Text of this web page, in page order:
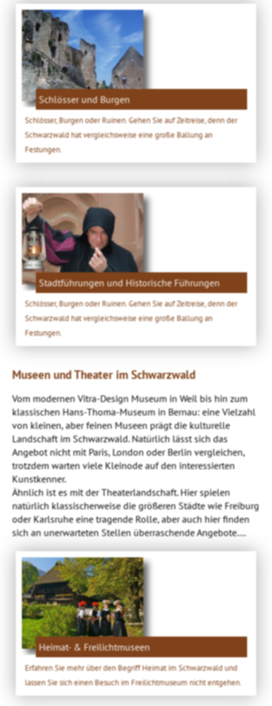
Schlösser und Burgen
Schlösser, Burgen oder Ruinen. Gehen Sie auf Zeitreise, denn der
Schwarzwald hat vergleichsweise eine große Ballung an
Festungen.
Stadtführungen und Historische Führungen
Schlösser, Burgen oder Ruinen. Gehen Sie auf Zeitreise, denn der
Schwarzwald hat vergleichsweise eine große Ballung an
Festungen.
Museen und Theater im Schwarzwald
Vom modernen Vitra-Design Museum in Weil bis hin zum
klassischen Hans-Thoma-Museum in Bernau: eine Vielzahl
von kleinen, aber feinen Museen prägt die kulturelle
Landschaft im Schwarzwald. Natürlich lässt sich das
Angebot nicht mit Paris, London oder Berlin vergleichen,
trotzdem warten viele Kleinode auf den interessierten
Kunstkenner.
Ähnlich ist es mit der Theaterlandschaft. Hier spielen
natürlich klassischerweise die größeren Städte wie Freiburg
oder Karlsruhe eine tragende Rolle, aber auch hier finden
sich an unerwarteten Stellen überraschende Angebote....
Heimat- & Freilichtmuseen
Erfahren Sie mehr über den Begriff Heimat im Schwarzwald und
lassen Sie sich einen Besuch im Freilichtmuseum nicht entgehen.